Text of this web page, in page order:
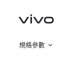
規格參數